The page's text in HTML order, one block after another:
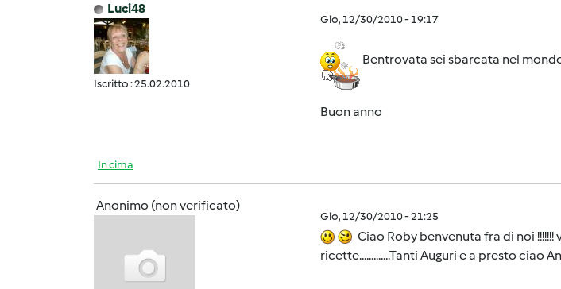
Luci48
Iscritto : 25.02.2010
Gio, 12/30/2010 - 19:17
Bentrovata sei sbarcata nel
Buon anno
In cima
Anonimo (non verificato)
Gio, 12/30/2010 - 21:25
Ciao Roby benvenuta fra di noi
ricette.............Tanti Auguri e a presto ciao